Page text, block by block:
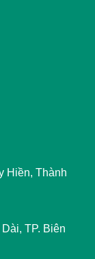
Hiền, Thành
TP. Biên